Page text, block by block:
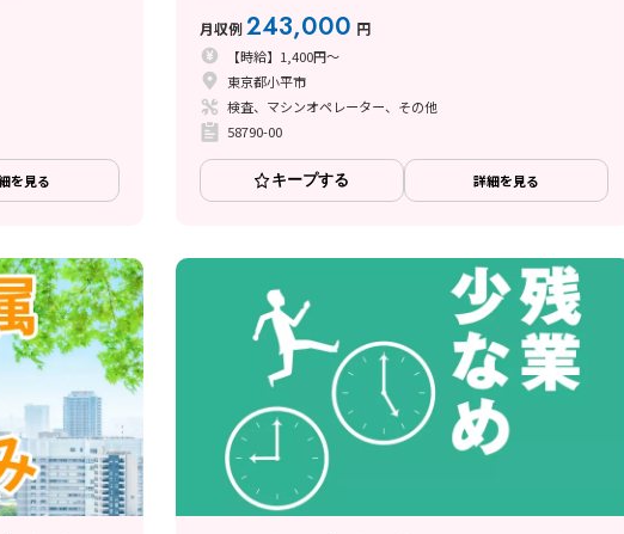
を見る
月収例243,000 円
【時給】1,400円～
東京都小平市
検査、マシンオペレーター、その他
58790-00
キープする 詳細を見る